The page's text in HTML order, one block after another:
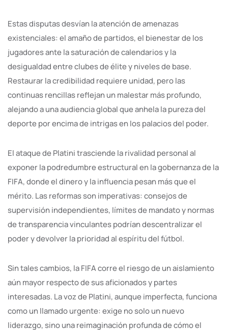
Estas disputas desvían la atención de amenazas
existenciales: el amaño de partidos, el bienestar de los
jugadores ante la saturación de calendarios y la
desigualdad entre clubes de élite y niveles de base.
Restaurar la credibilidad requiere unidad, pero las
continuas rencillas reflejan un malestar más profundo,
alejando a una audiencia global que anhela la pureza del
deporte por encima de intrigas en los palacios del poder.
El ataque de Platini trasciende la rivalidad personal al
exponer la podredumbre estructural en la gobernanza de la
FIFA, donde el dinero y la influencia pesan más que el
mérito. Las reformas son imperativas: consejos de
supervisión independientes, límites de mandato y normas
de transparencia vinculantes podrían descentralizar el
poder y devolver la prioridad al espíritu del fútbol.
Sin tales cambios, la FIFA corre el riesgo de un aislamiento
aún mayor respecto de sus aficionados y partes
interesadas. La voz de Platini, aunque imperfecta, funciona
como un llamado urgente: exige no solo un nuevo
liderazgo, sino una reimaginación profunda de cómo el